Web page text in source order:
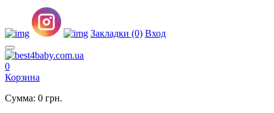
Закладки (0) Вход
0
Корзина
Сумма: 0 грн.